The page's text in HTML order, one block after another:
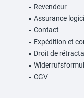
Revendeur
Assurance
Contact
Expédition et
Droit de
CGV